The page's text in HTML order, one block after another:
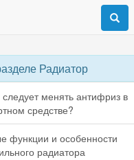
Радиатор
следует менять антифриз в
средстве?
функции и особенности
радиатора